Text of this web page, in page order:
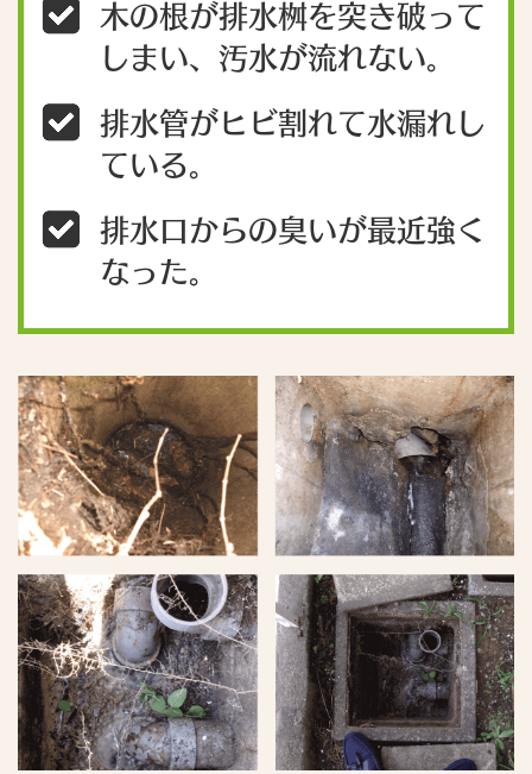
木の根が排水桝を突き破って
しまい、汚水が流れない。
排水管がヒビ割れて水漏れし
ている。
排水口からの臭いが最近強く
なった。